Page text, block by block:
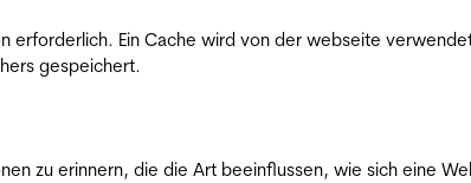
erforderlich. Ein Cache wird von der webseite
gespeichert.
zu erinnern, die die Art beeinflussen, wie sich eine